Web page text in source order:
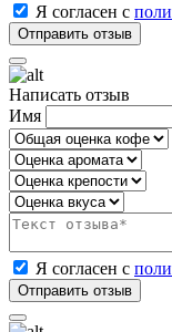
Я согласен с
Написать отзыв
Имя
Я согласен с